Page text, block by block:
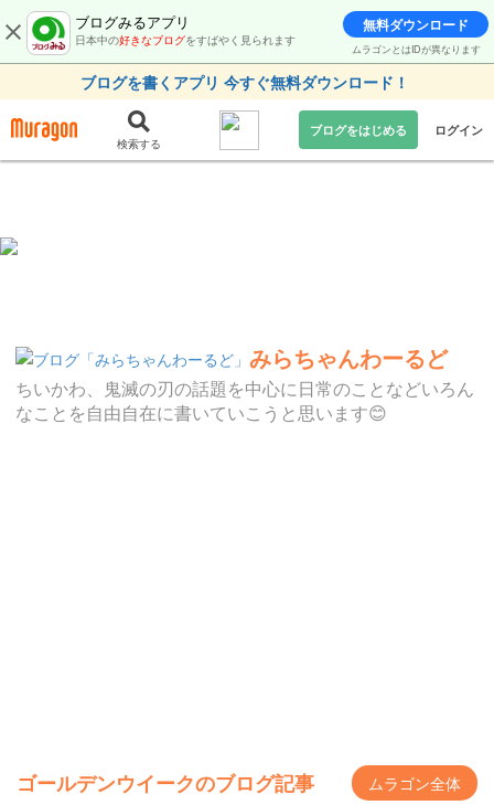
ブログみるアプリ
日本中の好きなブログをすばやく見られます
無料ダウンロード
ムラゴンとはIDが異なります
ブログを書くアプリ 今すぐ無料ダウンロード！
検索する
ブログをはじめる ログイン
みらちゃんわーるど
ちいかわ、鬼滅の刃の話題を中心に日常のことなどいろん
なことを自由自在に書いていこうと思います😊
ゴールデンウイークのブログ記事 ムラゴン全体